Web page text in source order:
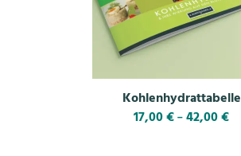
Kohlenhydrattabelle
17,00€ –42,00€